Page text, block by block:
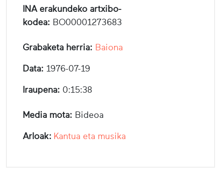
INA erakundeko artxibo-
kodea: BO00001273683
Grabaketa herria: Baiona
Data: 1976-07-19
Iraupena: 0:15:38
Media mota: Bideoa
Arloak: Kantua eta musika